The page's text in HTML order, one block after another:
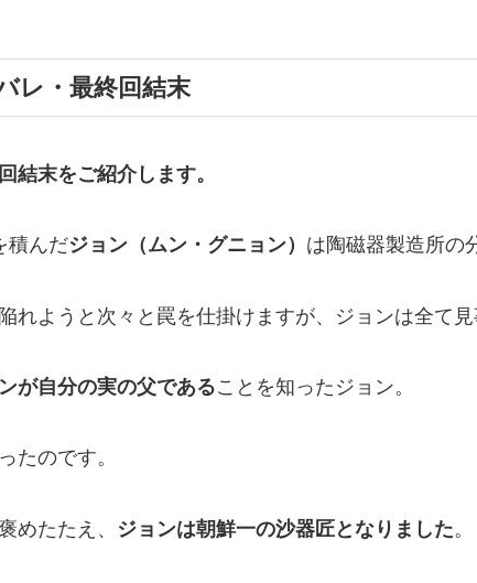
レ・最終回結末
結末をご紹介します。
積んだジョン（ムン・グニョン） は陶磁器製造所の
ようと次々と罠を仕掛けますが、ジョンは全て見
が自分の実の父であることを知ったジョン。
たのです。
めたたえ、 ジョンは朝鮮一の沙器匠となりました。